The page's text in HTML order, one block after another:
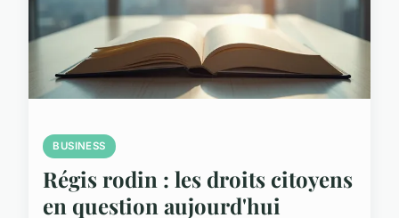
BUSINESS
Régis rodin : les droits citoyens
en question aujourd'hui